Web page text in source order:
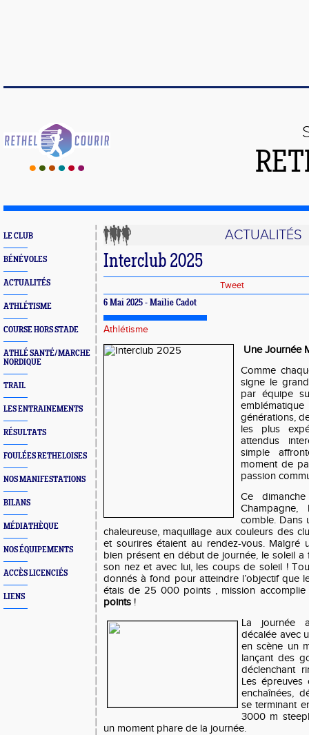
LE CLUB
BÉNÉVOLES
ACTUALITÉS
ATHLÉTISME
COURSE HORS STADE
ATHLÉ SANTÉ/MARCHE
NORDIQUE
TRAIL
LES ENTRAINEMENTS
RÉSULTATS
FOULÉES RETHELOISES
NOS MANIFESTATIONS
BILANS
MÉDIATHÈQUE
NOS ÉQUIPEMENTS
ACCÈS LICENCIÉS
LIENS
ACTUALITÉS
Interclub 2025
Tweet
6 Mai 2025 - Mailie Cadot
Athlétisme
Une Journée
Comme
signe le
par équipe
générations,
les plus
attendus
simple
moment de
passion
Ce
comble. Dans
chaleureuse, maquillage aux couleurs des
et sourires étaient au rendez-vous. Malgré
bien présent en début de journée, le soleil
son nez et avec lui, les coups de soleil !
donnés à fond pour atteindre l’objectif que
étais de 25 000 points , mission
points !
La journée
décalée avec
en scène un
lançant des
déclenchant
Les épreuves
enchaînées,
se terminant
3000 m
un moment phare de la journée.